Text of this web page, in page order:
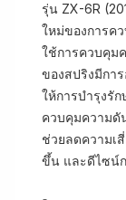
รุ่น ZX-6R
ใหม่ของการค
ใช้การควบคุม
ของสปริงมีกา
ให้การบำรุงรั
ควบคุมความดั
ช่วยลดความเ
ขึ้น และดีไซน์